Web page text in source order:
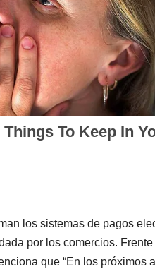
los sistemas de pagos
por los comercios. Frente
que “En los próximos